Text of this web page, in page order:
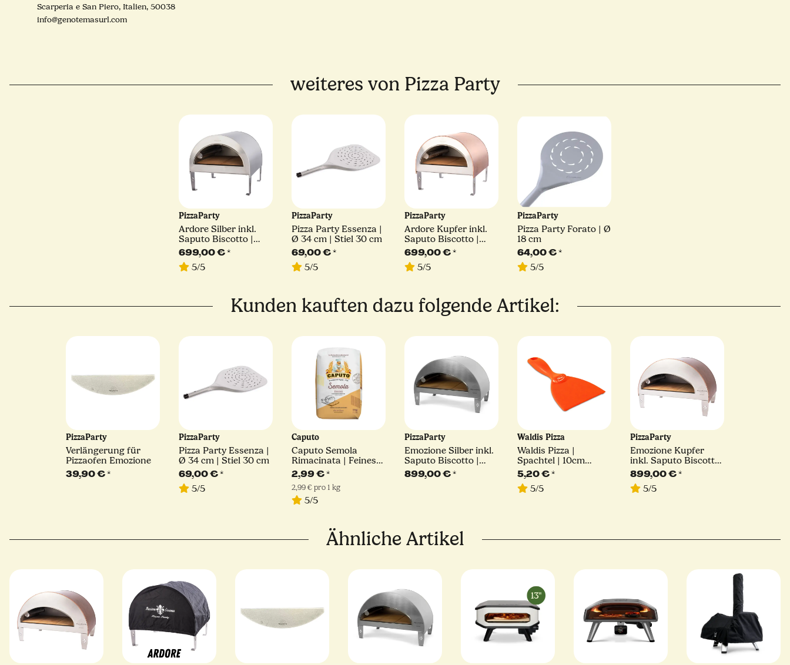
Scarperia e San Piero, Italien, 50038
info@genotemasurl.com
weiteres von Pizza Party
PizzaParty
Ardore Silber inkl.
Saputo Biscotto |
550°
699,00 €*
5/5
PizzaParty
Pizza Party Essenza |
Ø 34 cm | Stiel 30 cm
69,00 €*
5/5
PizzaParty
Ardore Kupfer inkl.
Saputo Biscotto |
550°
699,00 €*
5/5
PizzaParty
Pizza Party Forato | Ø
18 cm
64,00 €*
5/5
Kunden kauften dazu folgende Artikel:
PizzaParty
Verlängerung für
Pizzaofen Emozione
39,90 €*
PizzaParty
Pizza Party Essenza |
Ø 34 cm | Stiel 30 cm
69,00 €*
5/5
Caputo
Caputo Semola
Rimacinata | Feines
Hartweizengrieß | 1kg
2,99 €*
2,99 € pro 1 kg
5/5
PizzaParty
Emozione Silber inkl.
Saputo Biscotto |
550°
899,00 €*
Waldis Pizza
Waldis Pizza |
Spachtel | 10cm
Breite
5,20 €*
5/5
PizzaParty
Emozione Kupfer
inkl. Saputo Biscotto
| 550°
899,00 €*
5/5
Ähnliche Artikel